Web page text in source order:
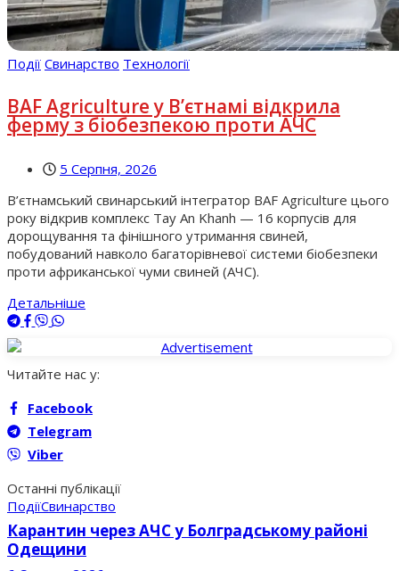
Події Свинарство Технології
BAF Agriculture у В’єтнамі відкрила
ферму з біобезпекою проти АЧС
5 Серпня, 2026
В’єтнамський свинарський інтегратор BAF Agriculture цього
року відкрив комплекс Tay An Khanh — 16 корпусів для
дорощування та фінішного утримання свиней,
побудований навколо багаторівневої системи біобезпеки
проти африканської чуми свиней (АЧС).
Детальніше
Читайте нас у:
Facebook
Telegram
Viber
Останні публікації
ПодіїСвинарство
Карантин через АЧС у Болградському районі
Одещини